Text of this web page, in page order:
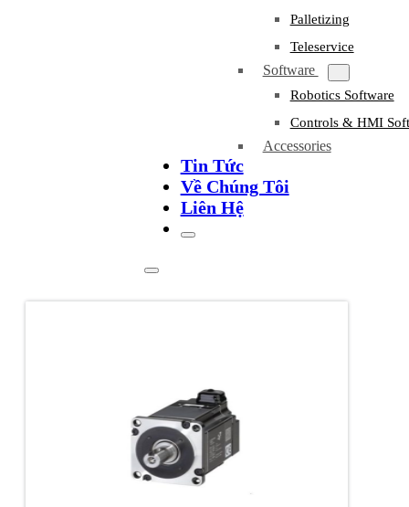
Palletizing
Teleservice
Software
Robotics Software
Controls & HMI
Accessories
Tin Tức
Về Chúng Tôi
Liên Hệ